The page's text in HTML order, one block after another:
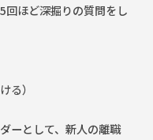
回ほど深掘りの質問をし
る）
ーとして、新人の離職